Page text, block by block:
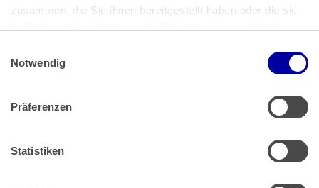
zusammen, die Sie ihnen bereitgestellt haben oder die sie
im Rahmen Ihrer Nutzung der Dienste gesammelt haben.
Impressum
Notwendig
Präferenzen
Statistiken
Pressemitteilungen|AGB
Impressum|Datenschutz
Muster Widerrufsformular (PDF)